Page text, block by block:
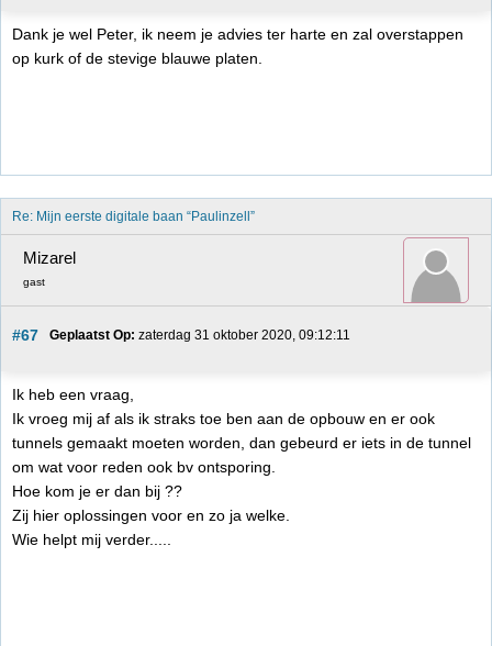
Dank je wel Peter, ik neem je advies ter harte en zal overstappen
op kurk of de stevige blauwe platen.
Re: Mijn eerste digitale baan “Paulinzell”
Mizarel
gast
#67 Geplaatst Op: zaterdag 31 oktober 2020, 09:12:11
Ik heb een vraag,
Ik vroeg mij af als ik straks toe ben aan de opbouw en er ook
tunnels gemaakt moeten worden, dan gebeurd er iets in de tunnel
om wat voor reden ook bv ontsporing.
Hoe kom je er dan bij ??
Zij hier oplossingen voor en zo ja welke.
Wie helpt mij verder.....